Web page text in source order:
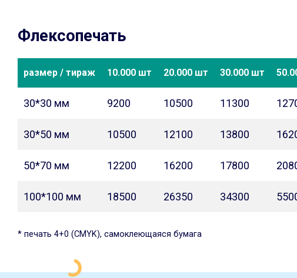
Флексопечать
размер / тираж 10.000 шт 20.000 шт 30.000 шт
30*30 мм 9200 10500 11300
30*50 мм 10500 12100 13800
50*70 мм 12200 16200 17800
100*100 мм 18500 26350 34300
* печать 4+0 (CMYK), самоклеющаяся бумага